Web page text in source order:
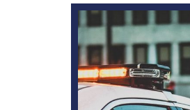
En
savoir
+